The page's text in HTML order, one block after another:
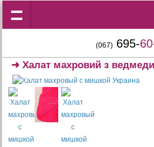
(067) 695-
➜Халат махровий з